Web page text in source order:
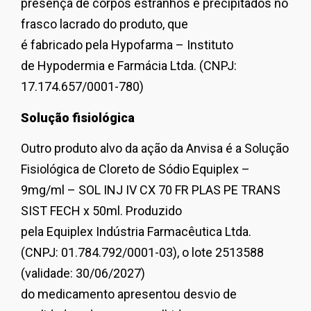
presença de corpos estranhos e precipitados no
frasco lacrado do produto, que
é fabricado pela Hypofarma – Instituto
de Hypodermia e Farmácia Ltda. (CNPJ:
17.174.657/0001-780)
Solução fisiológica
Outro produto alvo da ação da Anvisa é a Solução
Fisiológica de Cloreto de Sódio Equiplex –
9mg/ml – SOL INJ IV CX 70 FR PLAS PE TRANS
SIST FECH x 50ml. Produzido
pela Equiplex Indústria Farmacêutica Ltda.
(CNPJ: 01.784.792/0001-03), o lote 2513588
(validade: 30/06/2027)
do medicamento apresentou desvio de